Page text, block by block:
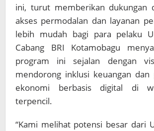
ini, turut memberikan dukungan
akses permodalan dan layanan
lebih mudah bagi para pelaku
Cabang BRI Kotamobagu
program ini sejalan dengan
mendorong inklusi keuangan dan
ekonomi berbasis digital di
terpencil.
“Kami melihat potensi besar dari